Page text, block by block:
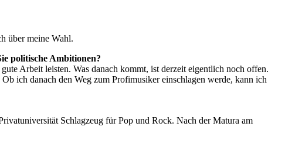
über meine Wahl.
politische Ambitionen?
Arbeit leisten. Was danach kommt, ist derzeit eigentlich noch offen.
ich danach den Weg zum Profimusiker einschlagen werde, kann ich
Schlagzeug für Pop und Rock. Nach der Matura am